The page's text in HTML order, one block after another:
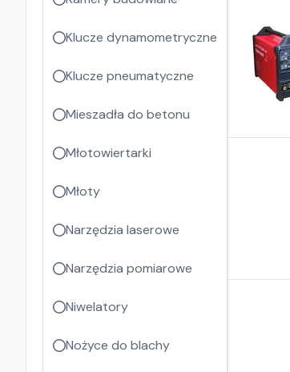
Klucze dynamometryczne
Klucze pneumatyczne
Mieszadła do betonu
Młotowiertarki
Młoty
Narzędzia laserowe
Narzędzia pomiarowe
Niwelatory
Nożyce do blachy